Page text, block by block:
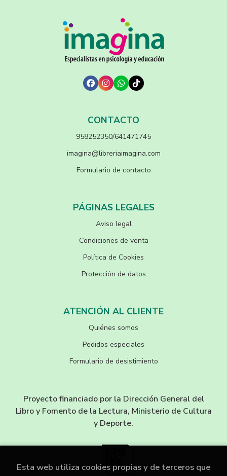
CONTACTO
958252350/641471745
imagina@libreriaimagina.com
Formulario de contacto
PÁGINAS LEGALES
Aviso legal
Condiciones de venta
Política de Cookies
Protección de datos
ATENCIÓN AL CLIENTE
Quiénes somos
Pedidos especiales
Formulario de desistimiento
Proyecto financiado por la Dirección General del
Libro y Fomento de la Lectura, Ministerio de Cultura
y Deporte.
Esta web utiliza cookies propias y de terceros que